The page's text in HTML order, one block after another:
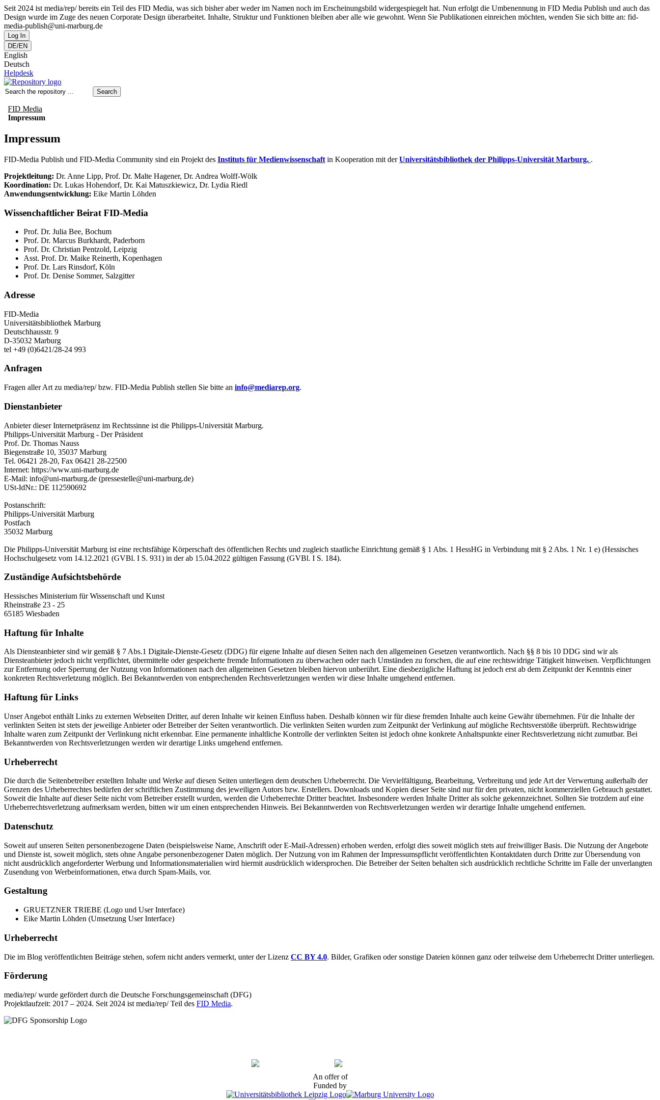
Seit 2024 ist media/rep/ bereits ein Teil des FID Media, was sich bisher aber weder im Namen noch im Erscheinungsbild widergespiegelt hat. Nun erfolgt die Umbenennung in FID Media Publish und auch das
Design wurde im Zuge des neuen Corporate Design überarbeitet. Inhalte, Struktur und Funktionen bleiben aber alle wie gewohnt. Wenn Sie Publikationen einreichen möchten, wenden Sie sich bitte an: fid-
media-publish@uni-marburg.de
Log In
DE/EN
English
Deutsch
Helpdesk
Search
FID Media
Impressum
Impressum
FID-Media Publish und FID-Media Community sind ein Projekt des Instituts für Medienwissenschaft in Kooperation mit derUniversitätsbibliothek der Philipps-Universität Marburg. .
Projektleitung: Dr. Anne Lipp, Prof. Dr. Malte Hagener, Dr. Andrea Wolff-Wölk
Koordination: Dr. Lukas Hohendorf, Dr. Kai Matuszkiewicz, Dr. Lydia Riedl
Anwendungsentwicklung: Eike Martin Löhden
Wissenchaftlicher Beirat FID-Media
Prof. Dr. Julia Bee, Bochum
Prof. Dr. Marcus Burkhardt, Paderborn
Prof. Dr. Christian Pentzold, Leipzig
Asst. Prof. Dr. Maike Reinerth, Kopenhagen
Prof. Dr. Lars Rinsdorf, Köln
Prof. Dr. Denise Sommer, Salzgitter
Adresse
FID-Media
Universitätsbibliothek Marburg
Deutschhausstr. 9
D-35032 Marburg
tel +49 (0)6421/28-24 993
Anfragen
Fragen aller Art zu media/rep/ bzw. FID-Media Publish stellen Sie bitte an info@mediarep.org.
Dienstanbieter
Anbieter dieser Internetpräsenz im Rechtssinne ist die Philipps-Universität Marburg.
Philipps-Universität Marburg - Der Präsident
Prof. Dr. Thomas Nauss
Biegenstraße 10, 35037 Marburg
Tel. 06421 28-20, Fax 06421 28-22500
Internet: https://www.uni-marburg.de
E-Mail: info@uni-marburg.de (pressestelle@uni-marburg.de)
USt-IdNr.: DE 112590692
Postanschrift:
Philipps-Universität Marburg
Postfach
35032 Marburg
Die Philipps-Universität Marburg ist eine rechtsfähige Körperschaft des öffentlichen Rechts und zugleich staatliche Einrichtung gemäß § 1 Abs. 1 HessHG in Verbindung mit § 2 Abs. 1 Nr. 1 e) (Hessisches
Hochschulgesetz vom 14.12.2021 (GVBl. I S. 931) in der ab 15.04.2022 gültigen Fassung (GVBl. I S. 184).
Zuständige Aufsichtsbehörde
Hessisches Ministerium für Wissenschaft und Kunst
Rheinstraße 23 - 25
65185 Wiesbaden
Haftung für Inhalte
Als Diensteanbieter sind wir gemäß § 7 Abs.1 Digitale-Dienste-Gesetz (DDG) für eigene Inhalte auf diesen Seiten nach den allgemeinen Gesetzen verantwortlich. Nach §§ 8 bis 10 DDG sind wir als
Diensteanbieter jedoch nicht verpflichtet, übermittelte oder gespeicherte fremde Informationen zu überwachen oder nach Umständen zu forschen, die auf eine rechtswidrige Tätigkeit hinweisen. Verpflichtungen
zur Entfernung oder Sperrung der Nutzung von Informationen nach den allgemeinen Gesetzen bleiben hiervon unberührt. Eine diesbezügliche Haftung ist jedoch erst ab dem Zeitpunkt der Kenntnis einer
konkreten Rechtsverletzung möglich. Bei Bekanntwerden von entsprechenden Rechtsverletzungen werden wir diese Inhalte umgehend entfernen.
Haftung für Links
Unser Angebot enthält Links zu externen Webseiten Dritter, auf deren Inhalte wir keinen Einfluss haben. Deshalb können wir für diese fremden Inhalte auch keine Gewähr übernehmen. Für die Inhalte der
verlinkten Seiten ist stets der jeweilige Anbieter oder Betreiber der Seiten verantwortlich. Die verlinkten Seiten wurden zum Zeitpunkt der Verlinkung auf mögliche Rechtsverstöße überprüft. Rechtswidrige
Inhalte waren zum Zeitpunkt der Verlinkung nicht erkennbar. Eine permanente inhaltliche Kontrolle der verlinkten Seiten ist jedoch ohne konkrete Anhaltspunkte einer Rechtsverletzung nicht zumutbar. Bei
Bekanntwerden von Rechtsverletzungen werden wir derartige Links umgehend entfernen.
Urheberrecht
Die durch die Seitenbetreiber erstellten Inhalte und Werke auf diesen Seiten unterliegen dem deutschen Urheberrecht. Die Vervielfältigung, Bearbeitung, Verbreitung und jede Art der Verwertung außerhalb der
Grenzen des Urheberrechtes bedürfen der schriftlichen Zustimmung des jeweiligen Autors bzw. Erstellers. Downloads und Kopien dieser Seite sind nur für den privaten, nicht kommerziellen Gebrauch gestattet.
Soweit die Inhalte auf dieser Seite nicht vom Betreiber erstellt wurden, werden die Urheberrechte Dritter beachtet. Insbesondere werden Inhalte Dritter als solche gekennzeichnet. Sollten Sie trotzdem auf eine
Urheberrechtsverletzung aufmerksam werden, bitten wir um einen entsprechenden Hinweis. Bei Bekanntwerden von Rechtsverletzungen werden wir derartige Inhalte umgehend entfernen.
Datenschutz
Soweit auf unseren Seiten personenbezogene Daten (beispielsweise Name, Anschrift oder E-Mail-Adressen) erhoben werden, erfolgt dies soweit möglich stets auf freiwilliger Basis. Die Nutzung der Angebote
und Dienste ist, soweit möglich, stets ohne Angabe personenbezogener Daten möglich. Der Nutzung von im Rahmen der Impressumspflicht veröffentlichten Kontaktdaten durch Dritte zur Übersendung von
nicht ausdrücklich angeforderter Werbung und Informationsmaterialien wird hiermit ausdrücklich widersprochen. Die Betreiber der Seiten behalten sich ausdrücklich rechtliche Schritte im Falle der unverlangten
Zusendung von Werbeinformationen, etwa durch Spam-Mails, vor.
Gestaltung
GRUETZNER TRIEBE (Logo und User Interface)
Eike Martin Löhden (Umsetzung User Interface)
Urheberrecht
Die im Blog veröffentlichten Beiträge stehen, sofern nicht anders vermerkt, unter der Lizenz CC BY 4.0. Bilder, Grafiken oder sonstige Dateien können ganz oder teilweise dem Urheberrecht Dritter unterliegen.
Förderung
media/rep/ wurde gefördert durch die Deutsche Forschungsgemeinschaft (DFG)
Projektlaufzeit: 2017 – 2024. Seit 2024 ist media/rep/ Teil des FID Media.
An offer of
Funded by